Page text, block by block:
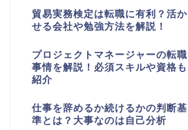
貿易実務検定は転職に有利？活か
せる会社や勉強方法を解説！
プロジェクトマネージャーの転職
事情を解説！必須スキルや資格も
紹介
仕事を辞めるか続けるかの判断基
準とは？大事なのは自己分析